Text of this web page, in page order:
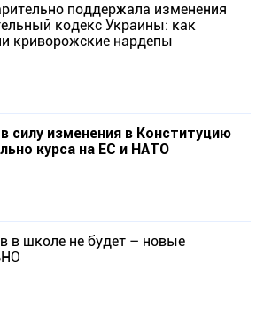
поддержала изменения
кодекс Украины: как
криворожские нардепы
силу изменения в Конституцию
курса на ЕС и НАТО
в школе не будет – новые